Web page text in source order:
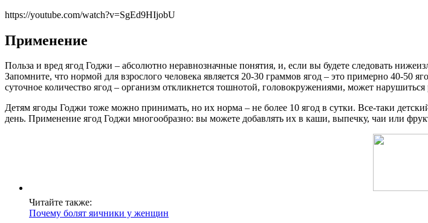
https://youtube.com/watch?v=SgEd9HIjobU
Применение
Польза и вред ягод Годжи – абсолютно неравнозначные понятия, и, если вы будете следовать
Запомните, что нормой для взрослого человека является 20-30 граммов ягод – это примерно 40-50
суточное количество ягод – организм откликнется тошнотой, головокружениями, может
Детям ягоды Годжи тоже можно принимать, но их норма – не более 10 ягод в сутки. Все-таки
день. Применение ягод Годжи многообразно: вы можете добавлять их в каши, выпечку, чаи или
Читайте также:
Почему болят яичники у женщин